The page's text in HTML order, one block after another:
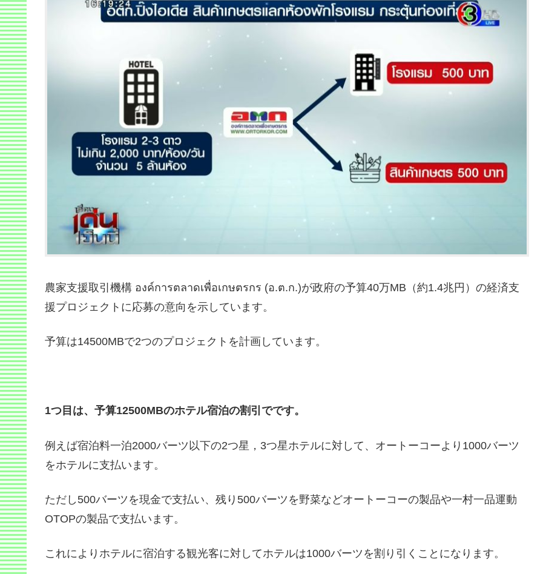
農家支援取引機構 องค์การตลาดเพื่อเกษตรกร (อ.ต.ก.)が政府の予算40万MB（約1.4兆円）の経済支
援プロジェクトに応募の意向を示しています。
予算は14500MBで2つのプロジェクトを計画しています。
1つ目は、予算12500MBのホテル宿泊の割引でです。
例えば宿泊料一泊2000バーツ以下の2つ星，3つ星ホテルに対して、オートーコーより1000バーツ
をホテルに支払います。
ただし500バーツを現金で支払い、残り500バーツを野菜などオートーコーの製品や一村一品運動
OTOPの製品で支払います。
これによりホテルに宿泊する観光客に対してホテルは1000バーツを割り引くことになります。